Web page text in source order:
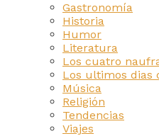
Gastronomía
Historia
Humor
Literatura
Los cuatro
Los ultimos dias
Música
Religión
Tendencias
Viajes